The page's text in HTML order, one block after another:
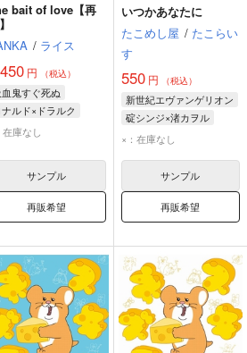
bait of love【再
/ ライス
円 （税込）
鬼すぐ死ぬ
ナルド×ドラルク
ラルク
在庫なし
サンプル
再販希望
いつかあなたに
たこめし屋 / たこらい
す
550円 （税込）
新世紀エヴァンゲリオン
碇シンジ×渚カヲル
碇シンジ
×：在庫なし
サンプル
再販希望